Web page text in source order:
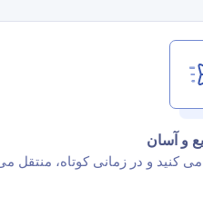
و آسان
می کنید و در زمانی کوتاه، منتقل